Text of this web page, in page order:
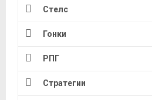
Стелс
Гонки
РПГ
Стратегии